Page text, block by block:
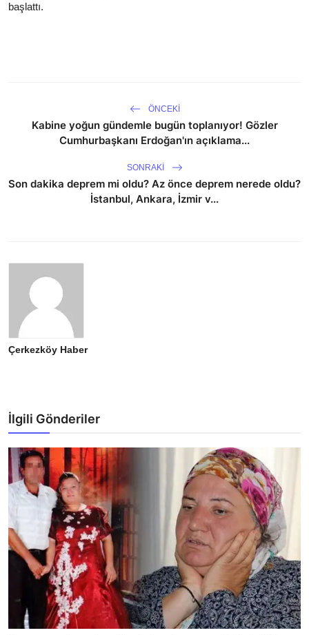
başlattı.
ÖNCEKI
Kabine yoğun gündemle bugün toplanıyor! Gözler
Cumhurbaşkanı Erdoğan'ın açıklama...
SONRAKI
Son dakika deprem mi oldu? Az önce deprem nerede oldu?
İstanbul, Ankara, İzmir v...
Çerkezköy Haber
İlgili Gönderiler